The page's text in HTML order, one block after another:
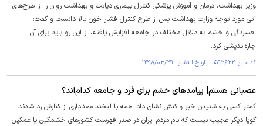
وزیر بهداشت، درمان و آموزش پزشکی کنترل بیماری دیابت و بهداشت روان را از طرح‌های
آتی مورد توجه وزارت بهداشت پس از طرح کنترل فشار خون بالا دانست و گفت:
افسردگی و خشم به دلائل مختلف در جامعه افزایش یافته، از این رو باید برای آن
چاره‌اندیشی کرد.
کد خبر: ۵۹۵۶۲۲ تاریخ انتشار : ۱۳۹۸/۰۳/۳۱
عصبانی هستم| پیامدهای خشم برای فرد و جامعه کدام‌اند؟
کمتر کسی به شنیدن خبر واکنش نشان داد. همه با لبخند معناداری از کنارش رد شدند.
گویا دیگر عجیب نیست که نام مردم ایران در صدر فهرست کشورهای خشمگین یا غمگین